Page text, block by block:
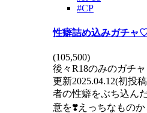
#CP
性癖詰め込みガチャ
(105,500)
後々R18のみのガチ
更新2025.04.12(初投
者の性癖をぶち込ん
意を❣️えっちなもの